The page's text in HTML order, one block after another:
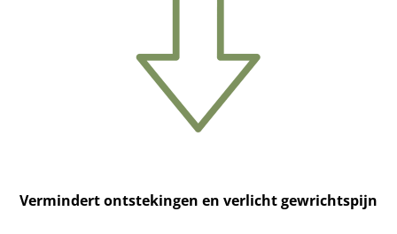
Vermindert ontstekingen en verlicht gewrichtspijn